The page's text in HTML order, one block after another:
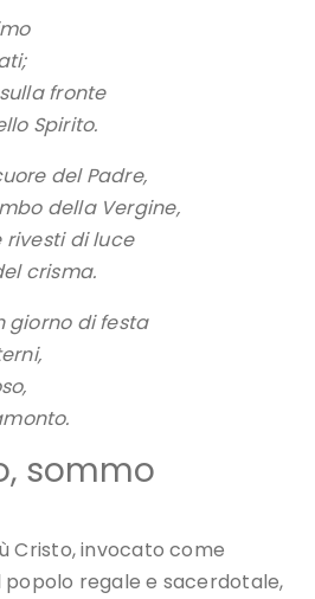
fronte
Spirito.
del Padre,
della Vergine,
di luce
crisma.
giorno di festa
sommo
Cristo, invocato come
popolo regale e sacerdotale,